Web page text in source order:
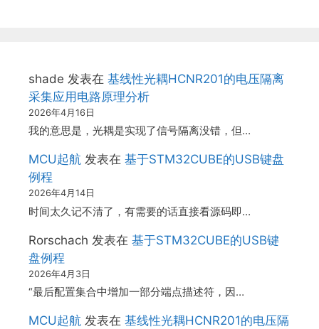
shade 发表在 基线性光耦HCNR201的电压隔离
采集应用电路原理分析
2026年4月16日
我的意思是，光耦是实现了信号隔离没错，但…
MCU起航 发表在 基于STM32CUBE的USB键盘
例程
2026年4月14日
时间太久记不清了，有需要的话直接看源码即…
Rorschach 发表在 基于STM32CUBE的USB键
盘例程
2026年4月3日
“最后配置集合中增加一部分端点描述符，因…
MCU起航 发表在 基线性光耦HCNR201的电压隔